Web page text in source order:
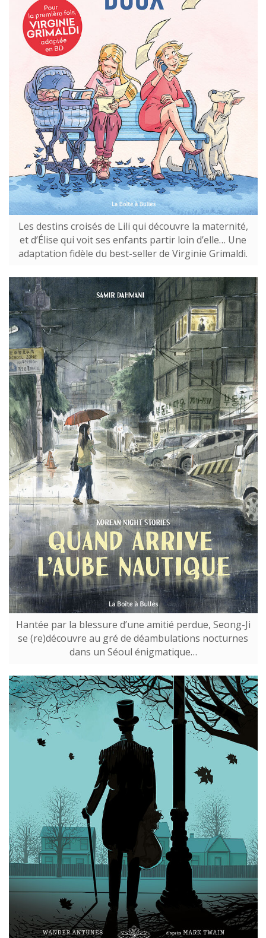
Les destins croisés de Lili qui découvre la maternité,
et d’Élise qui voit ses enfants partir loin d’elle… Une
adaptation fidèle du best-seller de Virginie Grimaldi.
Hantée par la blessure d’une amitié perdue, Seong-Ji
se (re)découvre au gré de déambulations nocturnes
dans un Séoul énigmatique…